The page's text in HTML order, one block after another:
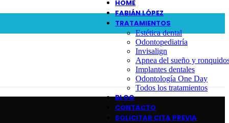
HOME
FABIÁN LÓPEZ
TRATAMIENTOS
Estética dental
Odontopediatría
Invisalign
Apnea del sueño y
Implantes dentales
Odontología One Day
Todos los tratamientos
BLOG
CONTACTO
SOLICITAR CITA PREVIA